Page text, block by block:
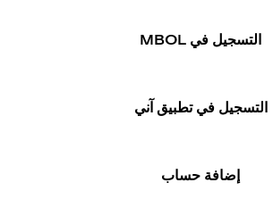
التسجيل في MBOL
التسجيل في تطبيق آني
إضافة حساب